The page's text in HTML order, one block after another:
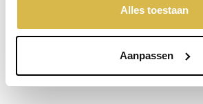
'weigeren' worden alleen de
geplaatst. Bekijk onze
Alles toestaan
Aanpassen